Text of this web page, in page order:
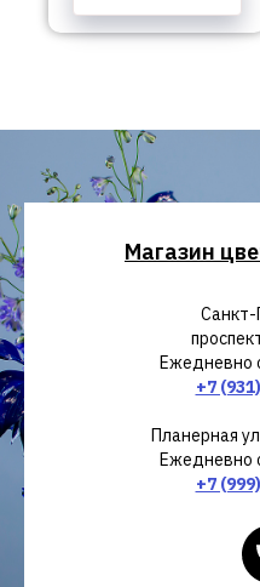
Магазин
Санкт-
Ежедневно
+7
Планерная
Ежедневно
+7